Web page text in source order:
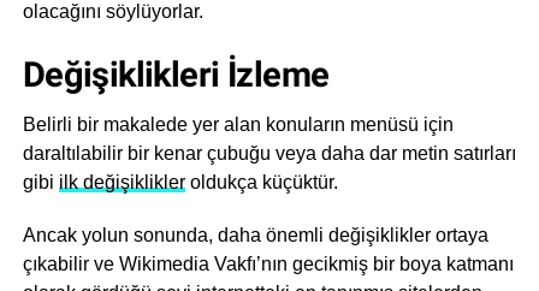
olacağını söylüyorlar.
Değişiklikleri İzleme
Belirli bir makalede yer alan konuların menüsü için
daraltılabilir bir kenar çubuğu veya daha dar metin satırları
gibi ilk değişiklikleroldukça küçüktür.
Ancak yolun sonunda, daha önemli değişiklikler ortaya
çıkabilir ve Wikimedia Vakfı’nın gecikmiş bir boya katmanı